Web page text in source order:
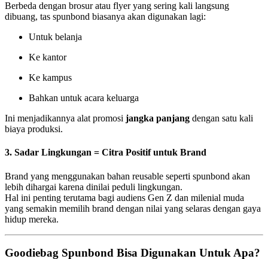
Berbeda dengan brosur atau flyer yang sering kali langsung
dibuang, tas spunbond biasanya akan digunakan lagi:
Untuk belanja
Ke kantor
Ke kampus
Bahkan untuk acara keluarga
Ini menjadikannya alat promosi jangka panjang dengan satu kali
biaya produksi.
3. Sadar Lingkungan = Citra Positif untuk Brand
Brand yang menggunakan bahan reusable seperti spunbond akan
lebih dihargai karena dinilai peduli lingkungan.
Hal ini penting terutama bagi audiens Gen Z dan milenial muda
yang semakin memilih brand dengan nilai yang selaras dengan gaya
hidup mereka.
Goodiebag Spunbond Bisa Digunakan Untuk Apa?